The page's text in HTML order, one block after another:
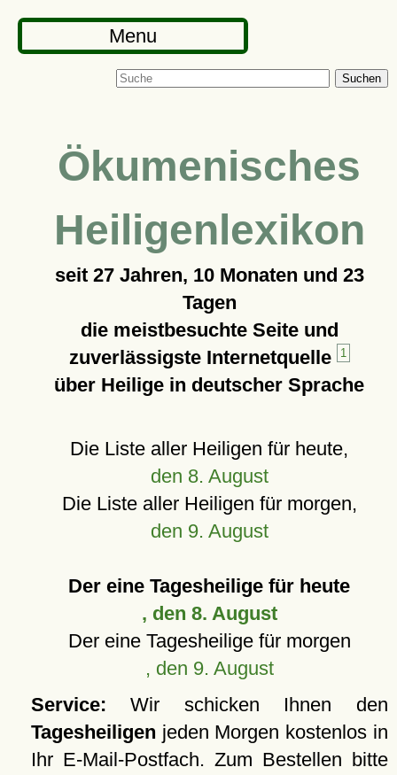
Menu
Suchen
Ökumenisches
Heiligenlexikon
seit 27 Jahren, 10 Monaten und 23
Tagen
die meistbesuchte Seite und
zuverlässigste Internetquelle
1
über Heilige in deutscher Sprache
Die Liste aller Heiligen für heute,
den 8. August
Die Liste aller Heiligen für morgen,
den 9. August
Der eine Tagesheilige für heute
, den 8. August
Der eine Tagesheilige für morgen
, den 9. August
Service: Wir schicken Ihnen den
Tagesheiligen jeden Morgen kostenlos in
Ihr E-Mail-Postfach. Zum Bestellen bitte